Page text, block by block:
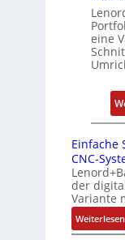
eine
Einfache
CNC-
der
Variante
Weiterlesen: